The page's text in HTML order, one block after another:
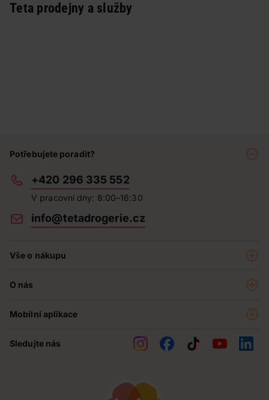
Teta prodejny a služby
Potřebujete poradit?
+420 296 335 552
V pracovní dny: 8:00–16:30
info@tetadrogerie.cz
Vše o nákupu
Prodejny
Obchodní podmínky
O nás
Teta pomáhá
Mobilní aplikace
Sledujte nás